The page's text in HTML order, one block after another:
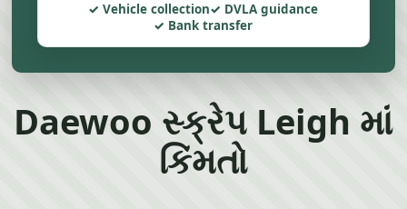
Vehicle collection
DVLA guidance
Bank transfer
Daewoo સ્ક્રેપ Leigh માં
કિંમતો